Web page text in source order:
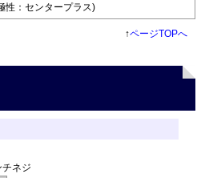
性：センタープラス)
↑ページTOPへ
チネジ